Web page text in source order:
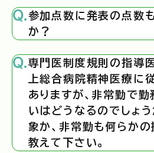
参加点数に発表の点数
か？
専門医制度規則の指導
上総合病院精神医療に
ありますが、非常勤で
いはどうなるのでしょ
象か、非常勤も何らか
教えて下さい。